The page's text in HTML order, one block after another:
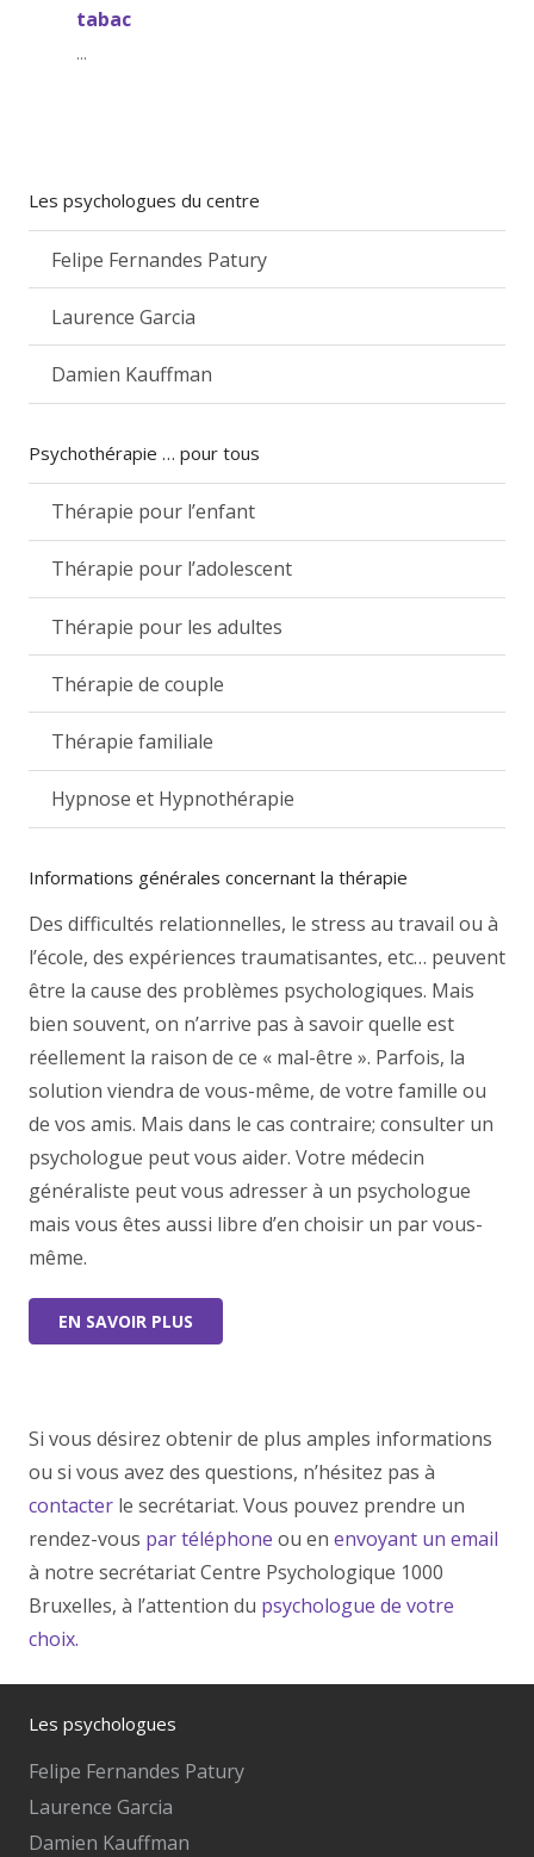
tabac
...
Les psychologues du centre
Felipe Fernandes Patury
Laurence Garcia
Damien Kauffman
Psychothérapie … pour tous
Thérapie pour l’enfant
Thérapie pour l’adolescent
Thérapie pour les adultes
Thérapie de couple
Thérapie familiale
Hypnose et Hypnothérapie
Informations générales concernant la thérapie
Des difficultés relationnelles, le stress au travail ou à
l’école, des expériences traumatisantes, etc… peuvent
être la cause des problèmes psychologiques. Mais
bien souvent, on n’arrive pas à savoir quelle est
réellement la raison de ce « mal-être ». Parfois, la
solution viendra de vous-même, de votre famille ou
de vos amis. Mais dans le cas contraire; consulter un
psychologue peut vous aider. Votre médecin
généraliste peut vous adresser à un psychologue
mais vous êtes aussi libre d’en choisir un par vous-
même.
EN SAVOIR PLUS
Si vous désirez obtenir de plus amples informations
ou si vous avez des questions, n’hésitez pas à
contacter le secrétariat. Vous pouvez prendre un
rendez-vous par téléphone ou en envoyant un email
à notre secrétariat Centre Psychologique 1000
Bruxelles, à l’attention du psychologue de votre
choix.
Les psychologues
Felipe Fernandes Patury
Laurence Garcia
Damien Kauffman